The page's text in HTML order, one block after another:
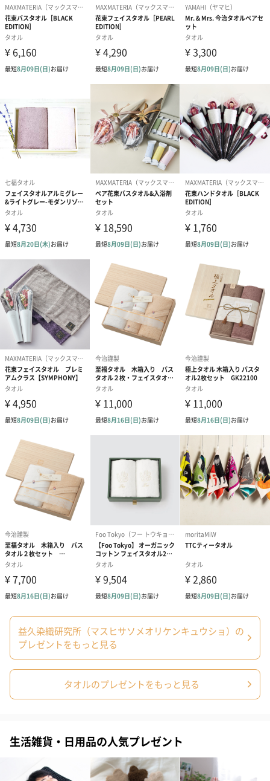
「未来へ。おかえし。」
丁寧に作って、大切に使って、なるべく捨てずに自然に還す。ほ
んの百年前のむかしの人たちが あたりまえにやってきたことを見
習って畑に綿の種を蒔き、糸と布のモノ作りを続けていく。
それが私たち益久染織研究所です。
快適な毎日を過ごすお手伝いを
毎日使うタオルや靴下をセットにしたギフトです。おうち時間が
増える中、きっとこのギフトを贈れば毎日が少しでも快適に過ご
せるはず。大切な方への贈り物や、ご自分へのご褒美にいかがで
すか？
商品詳細情報
商品本体サイ
ズ
【ガラ紡の和紡布20×20（2枚組）】幅20cm×長さ
20cm
【ガラ紡の和紡布23×90】幅23cm×長さ90cm
【ガラ紡のくるぶし靴下（対応サイズ）】
M：22〜24cm
【ノベルティバッグ小】幅26cm×長さ35cm
本体重量
【ガラ紡の和紡布20×20（2枚組）】約50g
【ガラ紡の和紡布23×90】約57g
M：約65g
L：約75g
【ノベルティバッグ小】約45g
パッケージ外
パッケージサ
イズ
幅280mm×奥行210mm×高さ70mm
全体重量
＜ガラ紡のくるぶし靴下：Mの場合＞約217g
製造国
【ガラ紡の和紡布20×20（2枚組）・ガラ紡の和紡布
23×90・ノベルティバッグ小】中国
【ガラ紡のくるぶし靴下】日本（奈良県）
原材料
【ガラ紡の和紡布20×20（2枚組）・ガラ紡の和紡布
綿100％（自然栽培綿・ガラ紡糸使用）
綿93％（自然栽培綿・ガラ紡糸使用）、ポリエステル
5％、ポリウレタン2％
ゴム糸：混率レーヨン60%、ゴム40%
【ノベルティバッグ小】
綿100％（自然栽培綿・手紡ぎ糸使用）
・ガラ紡糸の特性上、糸の太さが均一でないため、見
かけ上寸法が異なる場合があります。
・洗濯をすると見た目が縮みますが、伸縮のある織地
軽く伸ばし、元通りの形に整えてから干していただく
・風合いを保つため、なるべく漂白剤を含まない無添
加の石けんをご使用ください。
益久染織研究所（マスヒサソメオリケンキュウショ）の
プレゼントをもっと見る
タオルのプレゼントをもっと見る
生活雑貨・日用品の人気プレゼント